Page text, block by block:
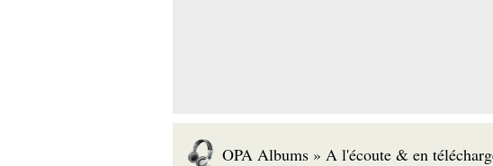
OPA Albums » A l'écoute & en